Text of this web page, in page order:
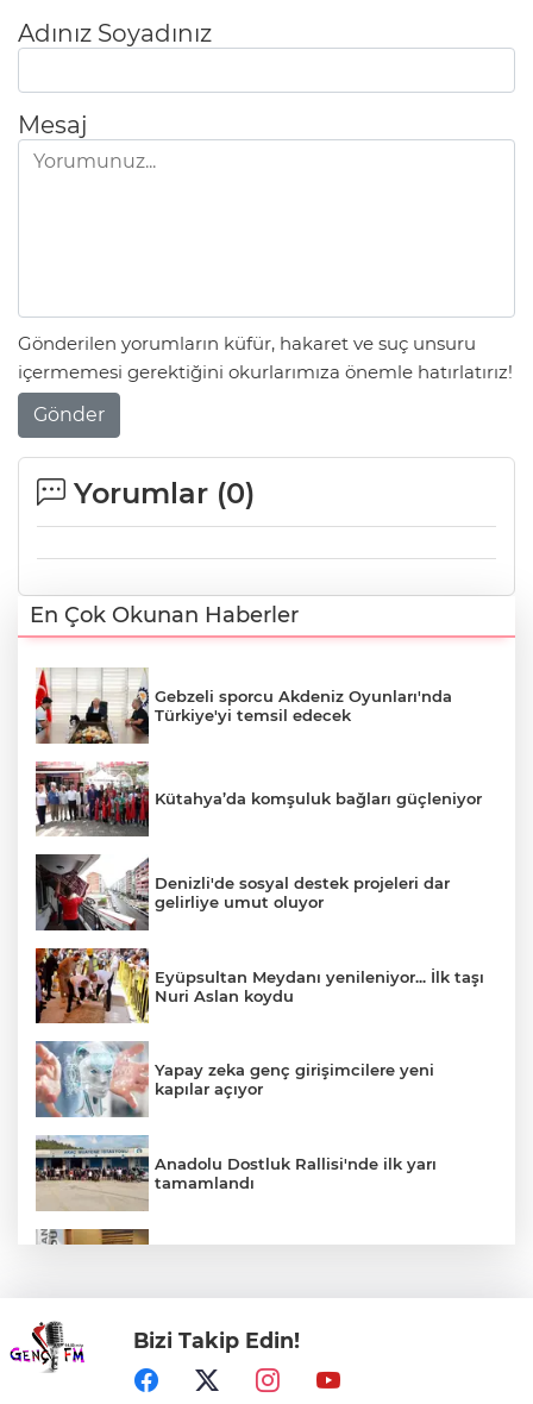
Adınız Soyadınız
Mesaj
Gönderilen yorumların küfür, hakaret ve suç unsuru
içermemesi gerektiğini okurlarımıza önemle hatırlatırız!
Gönder
Yorumlar (0)
En Çok Okunan Haberler
Gebzeli sporcu Akdeniz Oyunları'nda
Türkiye'yi temsil edecek
Kütahya’da komşuluk bağları güçleniyor
Denizli'de sosyal destek projeleri dar
gelirliye umut oluyor
Eyüpsultan Meydanı yenileniyor... İlk taşı
Nuri Aslan koydu
Yapay zeka genç girişimcilere yeni
kapılar açıyor
Anadolu Dostluk Rallisi'nde ilk yarı
tamamlandı
Eskişehir'de Kentpark Yapay Plajı yeni
sezonda hizmete açıldı
Bizi Takip Edin!